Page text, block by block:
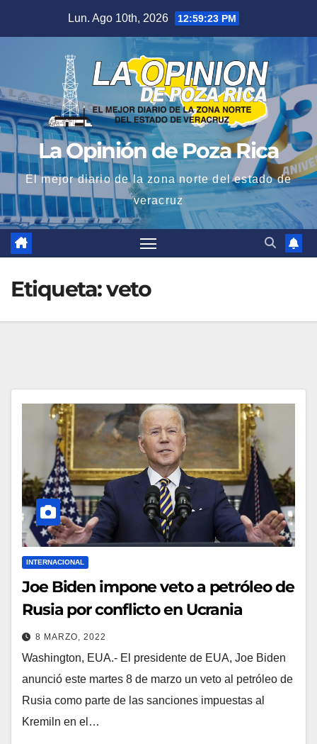
Lun. Ago 10th, 2026 12:59:23 PM
La Opinión de Poza Rica
El mejor diario de la zona norte del estado de
veracruz
Etiqueta:veto
INTERNACIONAL
Joe Biden impone veto a petróleo de
Rusia por conflicto en Ucrania
8 MARZO, 2022
Washington, EUA.- El presidente de EUA, Joe Biden
anunció este martes 8 de marzo un veto al petróleo de
Rusia como parte de las sanciones impuestas al
Kremiln en el…